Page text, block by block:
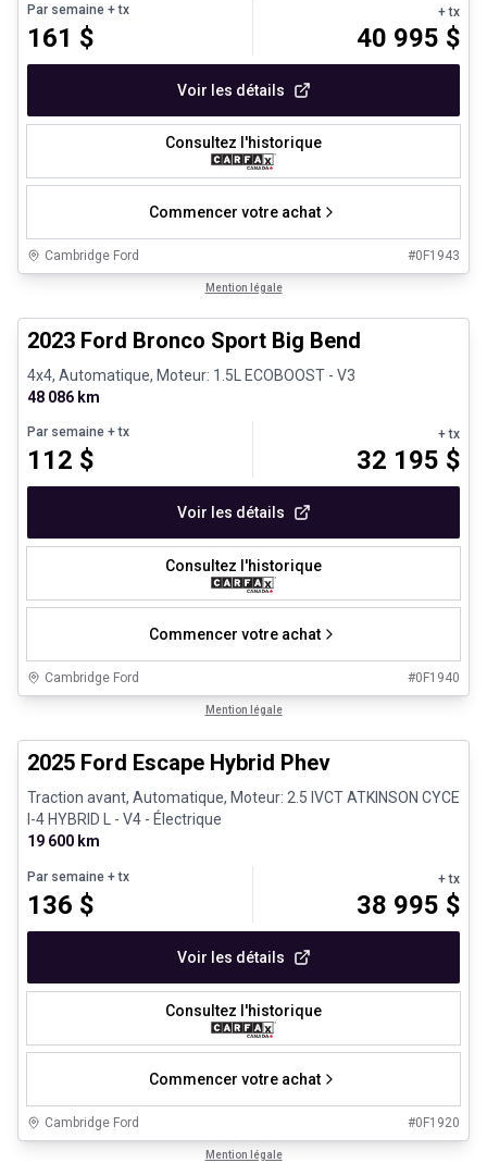
Par semaine + tx
161 $
+ tx
40 995 $
Voir les détails
Consultez l'historique
Commencer votre achat
Cambridge Ford #0F1943
Mention légale
2023 Ford Bronco Sport Big Bend
4x4, Automatique, Moteur: 1.5L ECOBOOST - V3
48 086 km
Par semaine + tx
112 $
+ tx
32 195 $
Voir les détails
Consultez l'historique
Commencer votre achat
Cambridge Ford #0F1940
Mention légale
2025 Ford Escape Hybrid Phev
Traction avant, Automatique, Moteur: 2.5 IVCT ATKINSON CYCE
I-4 HYBRID L - V4 - Électrique
19 600 km
Par semaine + tx
136 $
+ tx
38 995 $
Voir les détails
Consultez l'historique
Commencer votre achat
Cambridge Ford #0F1920
Mention légale